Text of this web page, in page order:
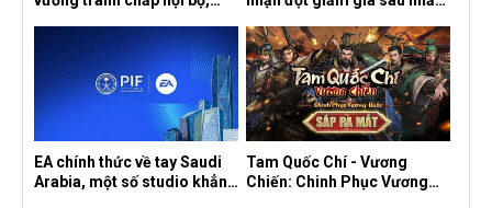
ngầm chiếm đoạt doanh thu
trên mọi nền tảng
EA chính thức về tay Saudi
Arabia, một số studio khẳng
Tam Quốc Chí - Vương
Chiến: Chinh Phục Vương